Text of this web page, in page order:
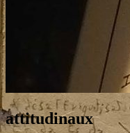
Tag:
attitudinaux